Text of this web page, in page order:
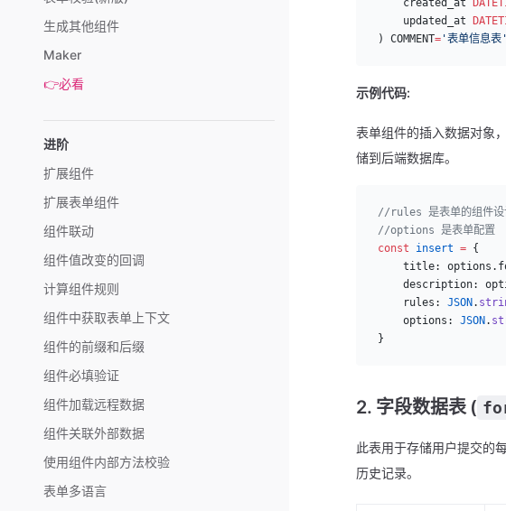
生成其他组件
Maker
👉必看
进阶
扩展组件
扩展表单组件
组件联动
组件值改变的回调
计算组件规则
组件中获取表单上下文
组件的前缀和后缀
组件必填验证
组件加载远程数据
组件关联外部数据
使用组件内部方法校验
表单多语言
    created_at
    updated_at
) COMMENT= '表单信息表'
示例代码:
表单组件的插入数据对象
储到后端数据库。
//rules 是表单的组件设
//options 是表单配置
const insert = {
title:
description:
    rules:
JSON.
    options:
JSON.
}
2. 字段数据表 (
此表用于存储用户提交的
历史记录。